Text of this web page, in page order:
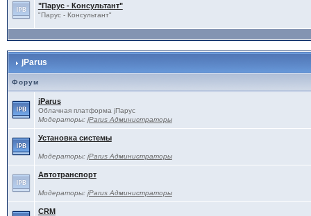
"Парус - Консультант"
"Парус - Консультант"
jParus
Форум
jParus
Облачная платформа jПарус
Модераторы: jParus Администраторы
Установка системы
Модераторы: jParus Администраторы
Автотранспорт
Модераторы: jParus Администраторы
CRM